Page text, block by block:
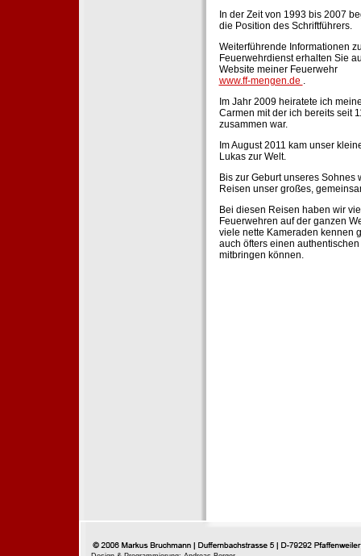
In der Zeit von 1993 bis 2007
die Position des Schriftführers.
Weiterführende Informationen
Feuerwehrdienst erhalten Sie
Website meiner Feuerwehr
www.ff-mengen.de .
Im Jahr 2009 heiratete ich
Carmen mit der ich bereits seit
zusammen war.
Im August 2011 kam unser
Lukas zur Welt.
Bis zur Geburt unseres Sohnes
Reisen unser großes,
Bei diesen Reisen haben wir
Feuerwehren auf der ganzen
viele nette Kameraden kennen
auch öfters einen
mitbringen können.